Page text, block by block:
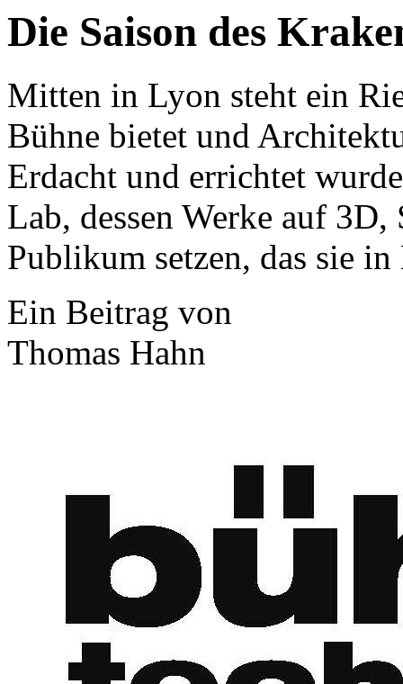
Die Saison des
Mitten in Lyon steht ein
Bühne bietet und
Erdacht und errichtet
Lab, dessen Werke auf
Publikum setzen, das sie
Ein Beitrag von
Thomas Hahn